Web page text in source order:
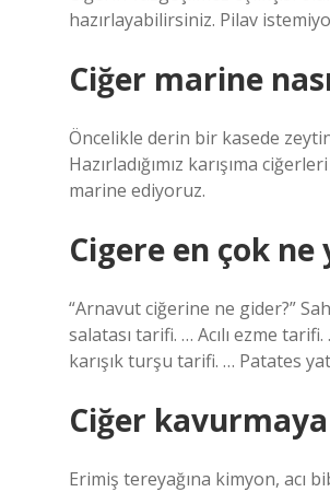
hazırlayabilirsiniz. Pilav
Ciğer marine
Öncelikle derin bir kasede
Hazırladığımız karışıma
marine ediyoruz.
Cigere en çok ne
“Arnavut ciğerine ne gider?”
salatası tarifi. … Acılı ezme
karışık turşu tarifi. … Patates
Ciğer
Erimiş tereyağına kimyon, acı